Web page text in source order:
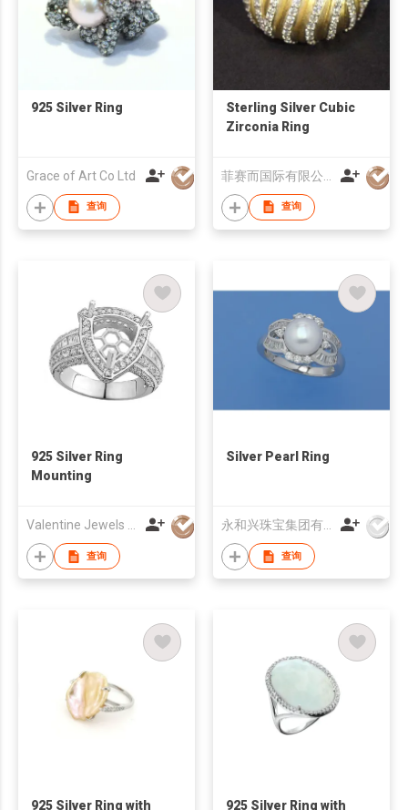
925 Silver Ring
Grace of Art Co Ltd
查询
Sterling Silver Cubic
Zirconia Ring
查询
925 Silver Ring
Mounting
查询
Silver Pearl Ring
查询
925 Silver Ring with 925 Silver Ring with